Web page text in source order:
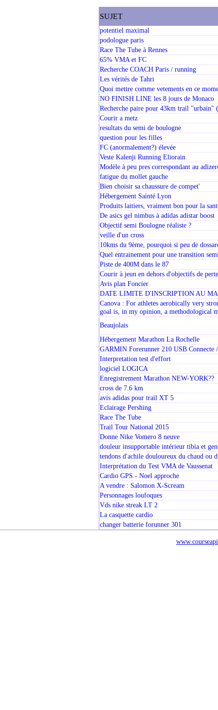
SUJET
potentiel maximal
podologue paris
Race The Tube à Rennes
65% VMA et FC
Recherche COACH Paris / running
Les vérités de Tahri
Quoi mettre comme vetements en ce
NO FINISH LINE les 8 jours de Monaco
Recherche paire pour 43km trail "urbain"
Courir a metz
resultats du semi de boulogne
question pour les filles
FC (anormalement?) élevée
Veste Kalenji Running Eliorain
Modèle à peu pres correspondant au
fatigue du mollet gauche
Bien choisir sa chaussure de compet'
Hébergement Sainté Lyon
Produits laitiers, vraiment bon pour la
De asics gel nimbus à adidas adistar boost
Objectif semi Boulogne réaliste ?
veille d'un cross
10kms du 9ème, pourquoi si peu de
Quel entrainement pour une transition
Piste de 400M dans le 87
Courir à jeun en dehors d'objectifs de
Avis plan Foncier
DATE LIMITE D'INSCRIPTION AU
Canova : For athletes aerobically very
goal is, in my opinion, a methodological
Beaujolais
Hébergement Marathon La Rochelle
GARMIN Forerunner 210 USB Connecte
Interpretation test d'effort
logiciel LOGICA
Enregistrement Marathon NEW-YORK??
cross de 7.6 km
avis adidas pour trail XT 5
Eclairage Pershing
Race The Tube
Trail Tour National 2015
Donne Nike Vomero 8 neuve
douleur insupportable intérieur tibia et
tendons d'achile douloureux du chaud ou
Interprétation du Test VMA de Vaussenat
Cardio GPS - Noel approche
A vendre : Salomon X-Scream
Personnages loufoques
Vds nike streak LT 2
La casquette cardio
changer batterie forunner 301